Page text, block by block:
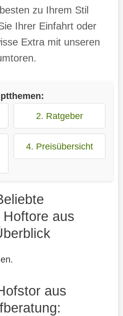
zu Ihrem Stil
Ihrer Einfahrt oder
Extra mit unseren
2. Ratgeber
4. Preisübersicht
aus
aus